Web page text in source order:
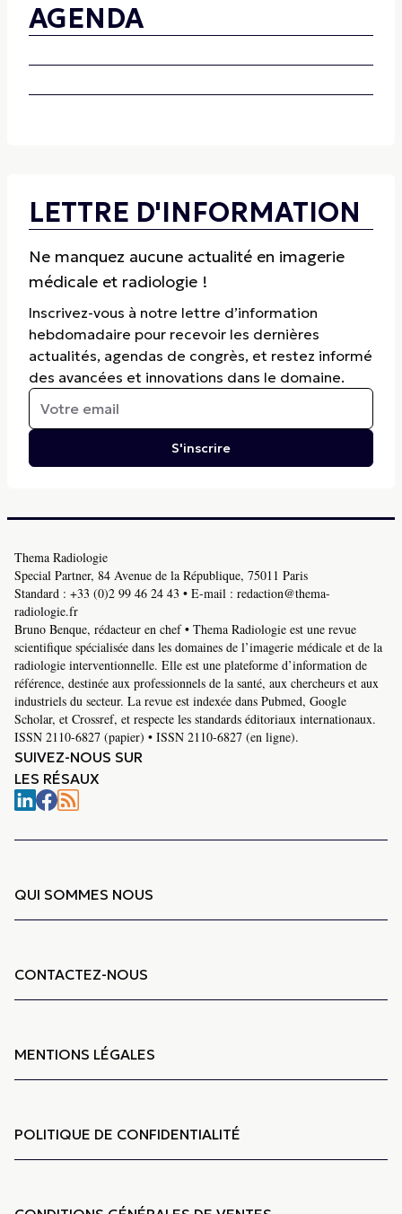
AGENDA
LETTRE D'INFORMATION
Ne manquez aucune actualité en imagerie
médicale et radiologie !
Inscrivez-vous à notre lettre d’information
hebdomadaire pour recevoir les dernières
actualités, agendas de congrès, et restez informé
des avancées et innovations dans le domaine.
S'inscrire
Thema Radiologie
Special Partner, 84 Avenue de la République, 75011 Paris
Standard : +33 (0)2 99 46 24 43 • E-mail : redaction@thema-
radiologie.fr
Bruno Benque, rédacteur en chef • Thema Radiologie est une revue
scientifique spécialisée dans les domaines de l’imagerie médicale et de la
radiologie interventionnelle. Elle est une plateforme d’information de
référence, destinée aux professionnels de la santé, aux chercheurs et aux
industriels du secteur. La revue est indexée dans Pubmed, Google
Scholar, et Crossref, et respecte les standards éditoriaux internationaux.
ISSN 2110-6827 (papier) • ISSN 2110-6827 (en ligne).
SUIVEZ-NOUS SUR
LES RÉSAUX
QUI SOMMES NOUS
CONTACTEZ-NOUS
MENTIONS LÉGALES
POLITIQUE DE CONFIDENTIALITÉ